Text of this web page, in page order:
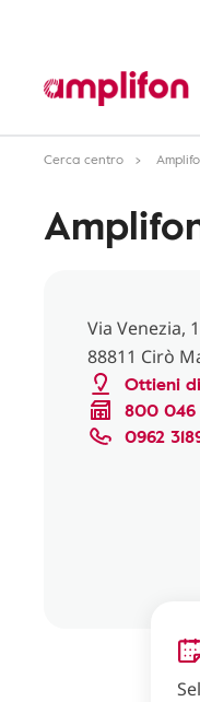
Cerca centro
Via Venezia,
88811 Cirò
Ottieni
800 046
0962